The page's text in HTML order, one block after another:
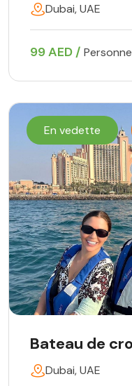
Dubai, UAE
99 AED / Personne
En vedette
Bateau de
Dubai, UAE